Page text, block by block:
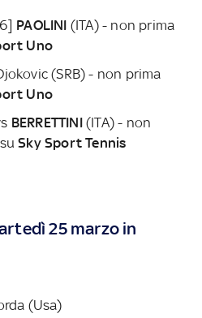
PAOLINI (ITA) - non prima
Uno
(SRB) - non prima
Uno
BERRETTINI(ITA) - non
suSky Sport Tennis
25 marzo in
(Usa)